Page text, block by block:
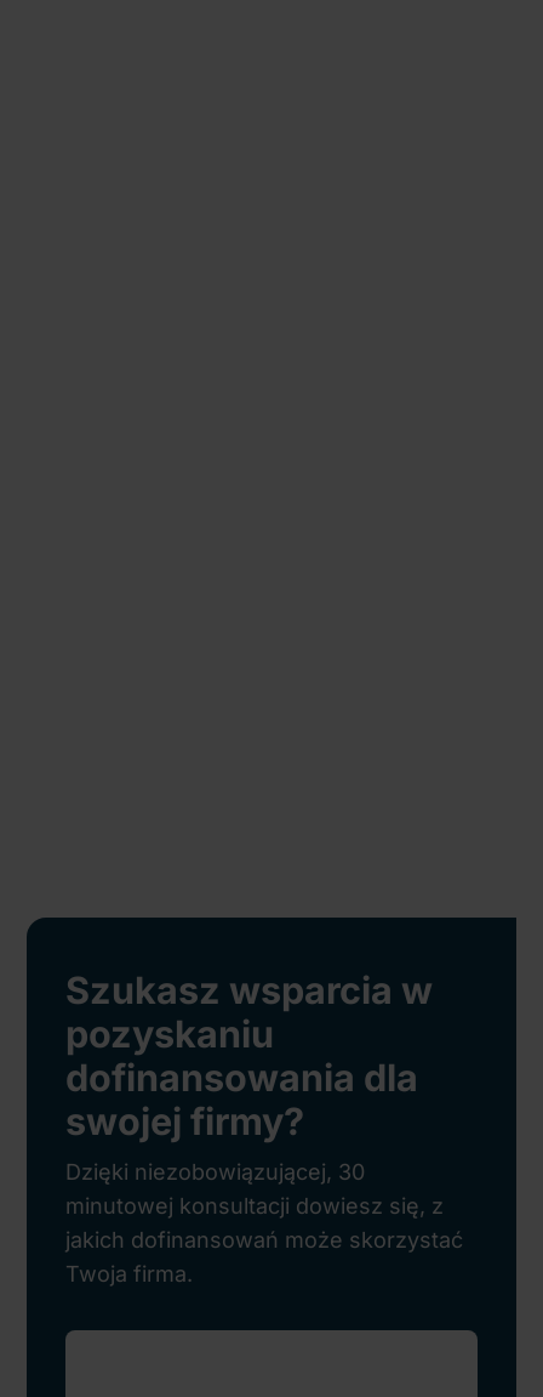
Szukasz wsparcia w
pozyskaniu
dofinansowania dla
swojej firmy?
Dzięki niezobowiązującej, 30
minutowej konsultacji dowiesz się, z
jakich dofinansowań może skorzystać
Twoja firma.